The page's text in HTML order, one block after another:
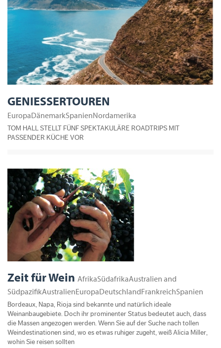
GENIESSERTOUREN
EuropaDänemarkSpanienNordamerika
TOM HALL STELLT FÜNF SPEKTAKULÄRE ROADTRIPS MIT
PASSENDER KÜCHE VOR
Zeit für Wein AfrikaSüdafrikaAustralien and
SüdpazifikAustralienEuropaDeutschlandFrankreichSpanien
Bordeaux, Napa, Rioja sind bekannte und natürlich ideale
Weinanbaugebiete. Doch ihr prominenter Status bedeutet auch, dass
die Massen angezogen werden. Wenn Sie auf der Suche nach tollen
Weindestinationen sind, wo es etwas ruhiger zugeht, weiß Alicia Miller,
wohin Sie reisen sollten